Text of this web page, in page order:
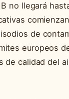
no llegará
de
europeos
de calidad del